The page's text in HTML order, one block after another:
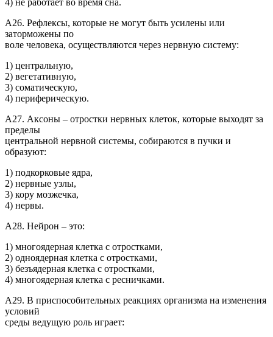
4) не работает во время сна.
А26. Рефлексы, которые не могут быть усилены или
заторможены по
воле человека, осуществляются через нервную систему:
1) центральную,
2) вегетативную,
3) соматическую,
4) периферическую.
А27. Аксоны – отростки нервных клеток, которые выходят за
пределы
центральной нервной системы, собираются в пучки и
образуют:
1) подкорковые ядра,
2) нервные узлы,
3) кору мозжечка,
4) нервы.
А28. Нейрон – это:
1) многоядерная клетка с отростками,
2) одноядерная клетка с отростками,
3) безъядерная клетка с отростками,
4) многоядерная клетка с ресничками.
А29. В приспособительных реакциях организма на изменения
условий
среды ведущую роль играет: